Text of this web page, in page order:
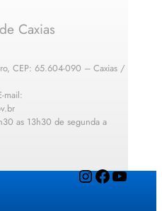
Caxias
CEP: 65.604-090 – Caxias /
mail:
as 13h30 de segunda a
InstagramFacebook YouTube